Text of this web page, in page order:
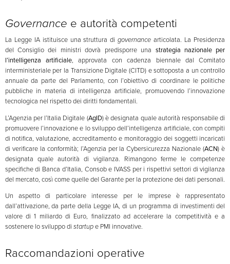
Governance e autorità competenti
La Legge IA istituisce una struttura digovernance articolata. La Presidenza
del Consiglio dei ministri dovrà predisporre una strategia nazionale per
l’intelligenza artificiale, approvata con cadenza biennale dal Comitato
interministeriale per la Transizione Digitale (CITD) e sottoposta a un controllo
annuale da parte del Parlamento, con l’obiettivo di coordinare le politiche
pubbliche in materia di intelligenza artificiale, promuovendo l’innovazione
tecnologica nel rispetto dei diritti fondamentali.
L’Agenzia per l’Italia Digitale (AgID) è designata quale autorità responsabile di
promuovere l’innovazione e lo sviluppo dell’intelligenza artificiale, con compiti
di notifica, valutazione, accreditamento e monitoraggio dei soggetti incaricati
di verificare la conformità; l’Agenzia per la Cybersicurezza Nazionale (ACN) è
designata quale autorità di vigilanza. Rimangono ferme le competenze
specifiche di Banca d’Italia, Consob e IVASS per i rispettivi settori di vigilanza
del mercato, così come quelle del Garante per la protezione dei dati personali.
Un aspetto di particolare interesse per le imprese è rappresentato
dall’attivazione, da parte della Legge IA, di un programma di investimenti del
valore di 1 miliardo di Euro, finalizzato ad accelerare la competitività e a
sostenere lo sviluppo di startupe PMI innovative.
Raccomandazioni operative